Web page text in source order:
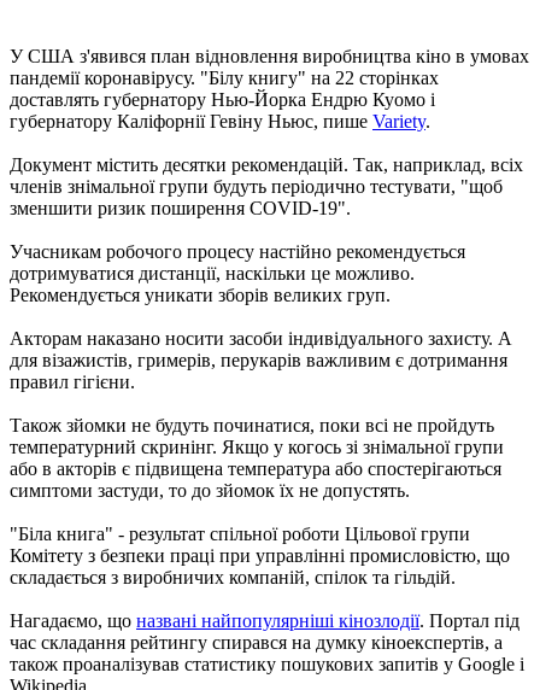
У США з'явився план відновлення виробництва кіно в умовах
пандемії коронавірусу. "Білу книгу" на 22 сторінках
доставлять губернатору Нью-Йорка Ендрю Куомо і
губернатору Каліфорнії Гевіну Ньюс, пише Variety.
Документ містить десятки рекомендацій. Так, наприклад, всіх
членів знімальної групи будуть періодично тестувати, "щоб
зменшити ризик поширення COVID-19".
Учасникам робочого процесу настійно рекомендується
дотримуватися дистанції, наскільки це можливо.
Рекомендується уникати зборів великих груп.
Акторам наказано носити засоби індивідуального захисту. А
для візажистів, гримерів, перукарів важливим є дотримання
правил гігієни.
Також зйомки не будуть починатися, поки всі не пройдуть
температурний скринінг. Якщо у когось зі знімальної групи
або в акторів є підвищена температура або спостерігаються
симптоми застуди, то до зйомок їх не допустять.
"Біла книга" - результат спільної роботи Цільової групи
Комітету з безпеки праці при управлінні промисловістю, що
складається з виробничих компаній, спілок та гільдій.
Нагадаємо, що названі найпопулярніші кінозлодії. Портал під
час складання рейтингу спирався на думку кіноекспертів, а
також проаналізував статистику пошукових запитів у Google і
Wikipedia.